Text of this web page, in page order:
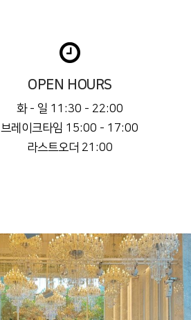
OPEN HOURS
화 - 일 11:30 - 22:00
브레이크타임 15:00 - 17:00
라스트오더 21:00